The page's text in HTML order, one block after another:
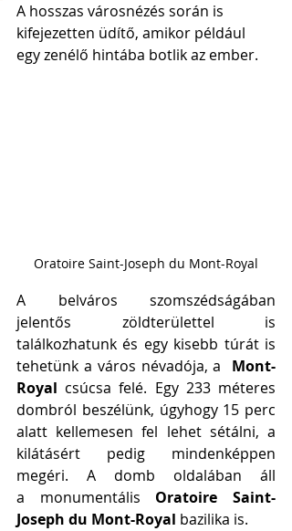
A hosszas városnézés során is
kifejezetten üdítő, amikor például
egy zenélő hintába botlik az ember.
Oratoire Saint-Joseph du Mont-Royal
A belváros szomszédságában
jelentős zöldterülettel is
találkozhatunk és egy kisebb túrát is
tehetünk a város névadója, a Mont-
Royal csúcsa felé. Egy 233 méteres
dombról beszélünk, úgyhogy 15 perc
alatt kellemesen fel lehet sétálni, a
kilátásért pedig mindenképpen
megéri. A domb oldalában áll
a monumentális Oratoire Saint-
Joseph du Mont-Royal bazilika is.